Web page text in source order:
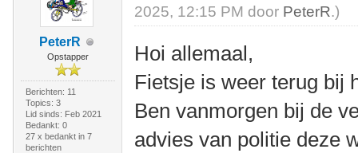
PeterR
Opstapper
Berichten: 11
Topics: 3
Lid sinds: Feb 2021
Bedankt: 0
27 x bedankt in 7
berichten
2025, 12:15 PM door PeterR.)
Hoi allemaal,
Fietsje is weer terug bij
Ben vanmorgen bij de
advies van politie deze